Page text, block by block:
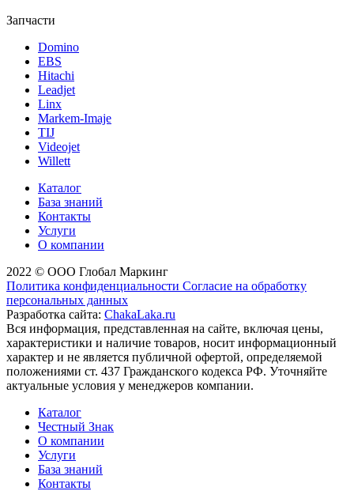
Запчасти
Domino
EBS
Hitachi
Leadjet
Linx
Markem-Imaje
TIJ
Videojet
Willett
Каталог
База знаний
Контакты
Услуги
О компании
2022 © ООО Глобал Маркинг
Политика конфиденциальности Согласие на обработку
персональных данных
Разработка сайта: ChakaLaka.ru
Вся информация, представленная на сайте, включая цены,
характеристики и наличие товаров, носит информационный
характер и не является публичной офертой, определяемой
положениями ст. 437 Гражданского кодекса РФ. Уточняйте
актуальные условия у менеджеров компании.
Каталог
Честный Знак
О компании
Услуги
База знаний
Контакты